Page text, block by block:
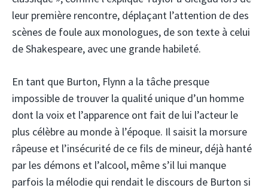
leur première rencontre, déplaçant l’attention de des
scènes de foule aux monologues, de son texte à celui
de Shakespeare, avec une grande habileté.
En tant que Burton, Flynn a la tâche presque
impossible de trouver la qualité unique d’un homme
dont la voix et l’apparence ont fait de lui l’acteur le
plus célèbre au monde à l’époque. Il saisit la morsure
râpeuse et l’insécurité de ce fils de mineur, déjà hanté
par les démons et l’alcool, même s’il lui manque
parfois la mélodie qui rendait le discours de Burton si